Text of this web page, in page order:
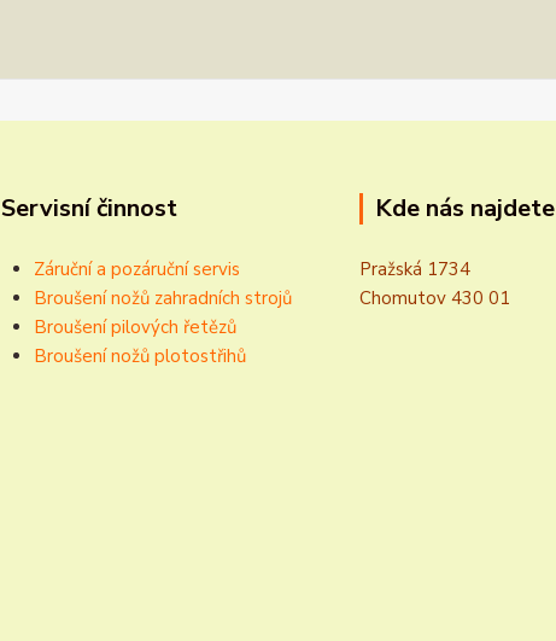
Servisní činnost
Záruční a pozáruční servis
Broušení nožů zahradních strojů
Broušení pilových řetězů
Broušení nožů plotostřihů
Kde nás najdete
Pražská 1734
Chomutov 430 01